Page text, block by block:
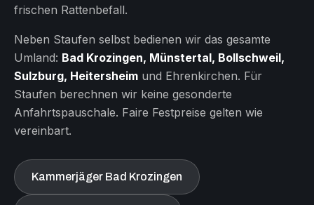
frischen Rattenbefall.
Neben Staufen selbst bedienen wir das gesamte
Umland: Bad Krozingen, Münstertal, Bollschweil,
Sulzburg, Heitersheim und Ehrenkirchen. Für
Staufen berechnen wir keine gesonderte
Anfahrtspauschale. Faire Festpreise gelten wie
vereinbart.
Kammerjäger Bad Krozingen